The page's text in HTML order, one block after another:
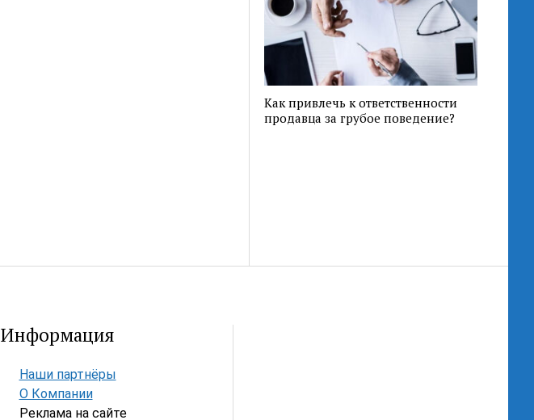
Как привлечь к ответственности
продавца за грубое поведение?
Информация
Наши партнёры
О Компании
Реклама на сайте